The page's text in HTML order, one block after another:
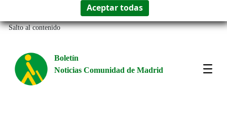
Salto al contenido
Boletín
Noticias Comunidad de Madrid